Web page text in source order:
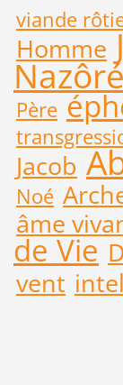
viande
Homme
Père
Jacob
Noé
âme
de Vie
vent